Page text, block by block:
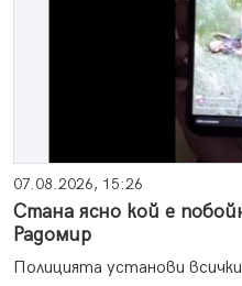
07.08.2026, 15:26
Стана ясно кой е
Радомир
Полицията установи